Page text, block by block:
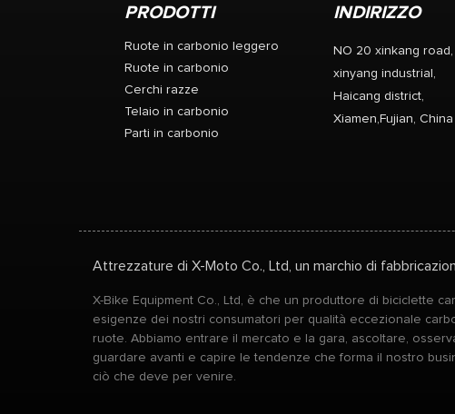
PRODOTTI
Ruote in carbonio leggero
Ruote in carbonio
Cerchi razze
Telaio in carbonio
Parti in carbonio
INDIRIZZO
NO 20 xinkang road,
xinyang industrial,
Haicang district,
Xiamen,Fujian, China
Attrezzature di X-Moto Co., Ltd, un marchio di
X-Bike Equipment Co., Ltd, è che un produttore di biciclette
esigenze dei nostri consumatori per qualità eccezionale
ruote. Abbiamo entrare il mercato e la gara, ascoltare,
guardare avanti e capire le tendenze che forma il nostro
ciò che deve per venire.